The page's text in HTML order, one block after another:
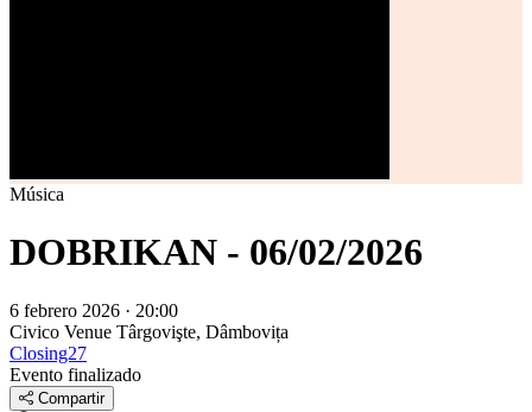
Música
DOBRIKAN - 06/02/2026
6 febrero 2026 · 20:00
Civico Venue Târgovişte, Dâmbovița
Closing27
Evento finalizado
Compartir